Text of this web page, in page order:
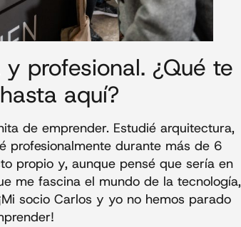
profesional. ¿Qué te
aquí?
de emprender. Estudié arquitectura,
profesionalmente durante más de 6
propio y, aunque pensé que sería en
me fascina el mundo de la tecnología,
socio Carlos y yo no hemos parado